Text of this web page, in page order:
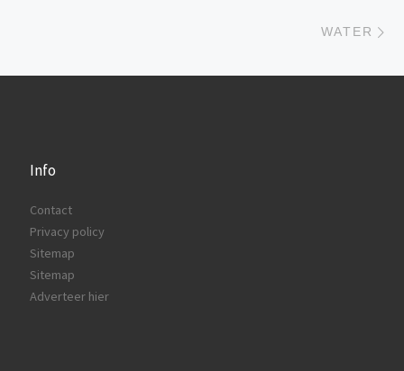
WATER
Info
Contact
Privacy policy
Sitemap
Sitemap
Adverteer hier